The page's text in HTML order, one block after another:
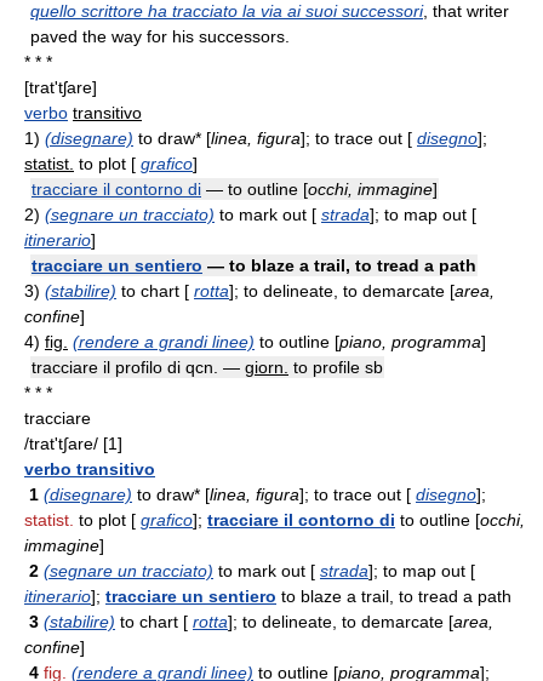
quello scrittore ha tracciato la via ai suoi successori, that writer
paved the way for his successors.
* * *
[trat'tʃare]
verbo transitivo
1) (disegnare) to draw* [linea, figura]; to trace out [ disegno];
statist. to plot [ grafico]
tracciare il contorno di — to outline [occhi, immagine]
2) (segnare un tracciato) to mark out [ strada]; to map out [
itinerario]
tracciare un sentiero — to blaze a trail, to tread a path
3) (stabilire) to chart [ rotta]; to delineate, to demarcate [area,
confine]
4) fig. (rendere a grandi linee) to outline [piano, programma]
tracciare il profilo di qcn. — giorn. to profile sb
* * *
tracciare
/trat't∫are/ [1]
verbo transitivo
1 (disegnare) to draw* [linea, figura]; to trace out [ disegno];
statist. to plot [ grafico]; tracciare il contorno di to outline [occhi,
immagine]
2 (segnare un tracciato) to mark out [ strada]; to map out [
itinerario]; tracciare un sentiero to blaze a trail, to tread a path
3 (stabilire) to chart [ rotta]; to delineate, to demarcate [area,
confine]
4 fig. (rendere a grandi linee) to outline [piano, programma];